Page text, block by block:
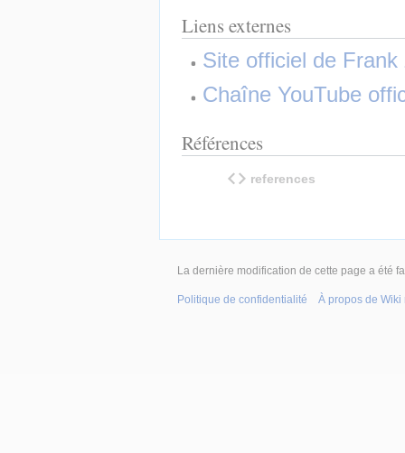
Liens externes
Site officiel de Frank
Chaîne YouTube
Références
references
La dernière modification de cette page a été
Politique de confidentialité À propos de